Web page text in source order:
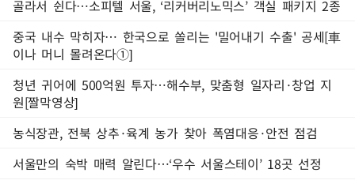
골라서 쉰다…소피텔 서울, ‘리커버리노믹스’ 객실 패키지 2종
중국 내수 막히자… 한국으로 쏠리는 '밀어내기 수출' 공세[車
이나 머니 몰려온다①]
청년 귀어에 500억원 투자…해수부, 맞춤형 일자리·창업 지
원[짤막영상]
농식장관, 전북 상추·육계 농가 찾아 폭염대응·안전 점검
서울만의 숙박 매력 알린다…‘우수 서울스테이’ 18곳 선정